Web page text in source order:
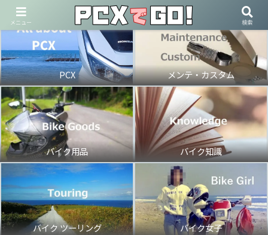
PCX メンテ・カスタム
バイク用品 バイク知識
バイク ツーリング バイク女子
メニュー 検索